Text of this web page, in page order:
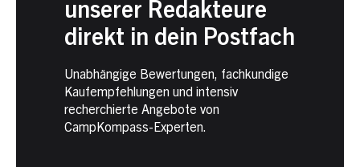
unserer Redakteure
direkt in dein Postfach
Unabhängige Bewertungen, fachkundige
Kaufempfehlungen und intensiv
recherchierte Angebote von
CampKompass-Experten.